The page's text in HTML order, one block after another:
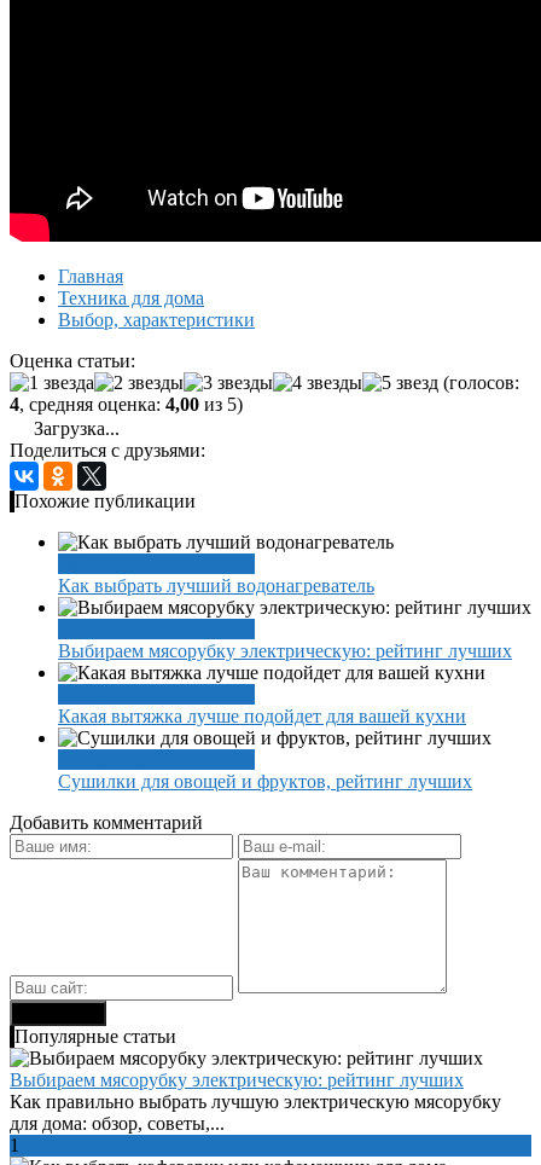
Главная
Техника для дома
Выбор, характеристики
Оценка статьи:
(голосов:
4, средняя оценка: 4,00 из 5)
Загрузка...
Поделиться с друзьями:
Похожие публикации
Как выбрать лучший водонагреватель
Выбираем мясорубку электрическую: рейтинг лучших
Какая вытяжка лучше подойдет для вашей кухни
Сушилки для овощей и фруктов, рейтинг лучших
Добавить комментарий
Популярные статьи
Выбираем мясорубку электрическую: рейтинг лучших
Как правильно выбрать лучшую электрическую мясорубку
для дома: обзор, советы,...
1